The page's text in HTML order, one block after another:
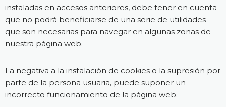
instaladas en accesos anteriores, debe tener en cuenta
que no podrá beneficiarse de una serie de utilidades
que son necesarias para navegar en algunas zonas de
nuestra página web.
La negativa a la instalación de cookies o la supresión por
parte de la persona usuaria, puede suponer un
incorrecto funcionamiento de la página web.